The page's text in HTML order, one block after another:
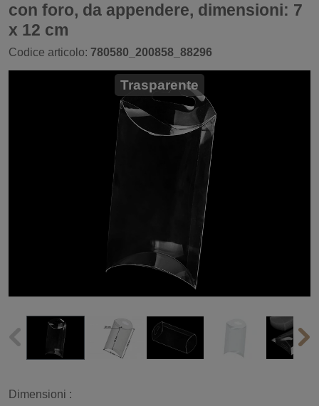
con foro, da appendere, dimensioni: 7
x 12 cm
Codice articolo: 780580_200858_88296
Trasparente
Dimensioni :